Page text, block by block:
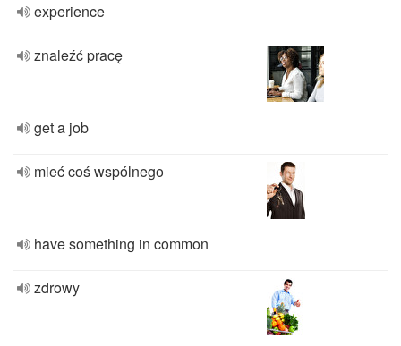
experience
znaleźć pracę
get a job
mieć coś wspólnego
have something in common
zdrowy